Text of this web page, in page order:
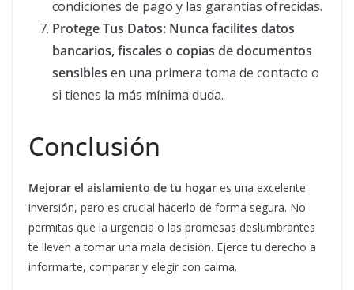
condiciones de pago y las garantías ofrecidas.
Protege Tus Datos: Nunca facilites datos
bancarios, fiscales o copias de documentos
sensibles en una primera toma de contacto o
si tienes la más mínima duda.
Conclusión
Mejorar el aislamiento de tu hogar es una excelente
inversión, pero es crucial hacerlo de forma segura. No
permitas que la urgencia o las promesas deslumbrantes
te lleven a tomar una mala decisión. Ejerce tu derecho a
informarte, comparar y elegir con calma.